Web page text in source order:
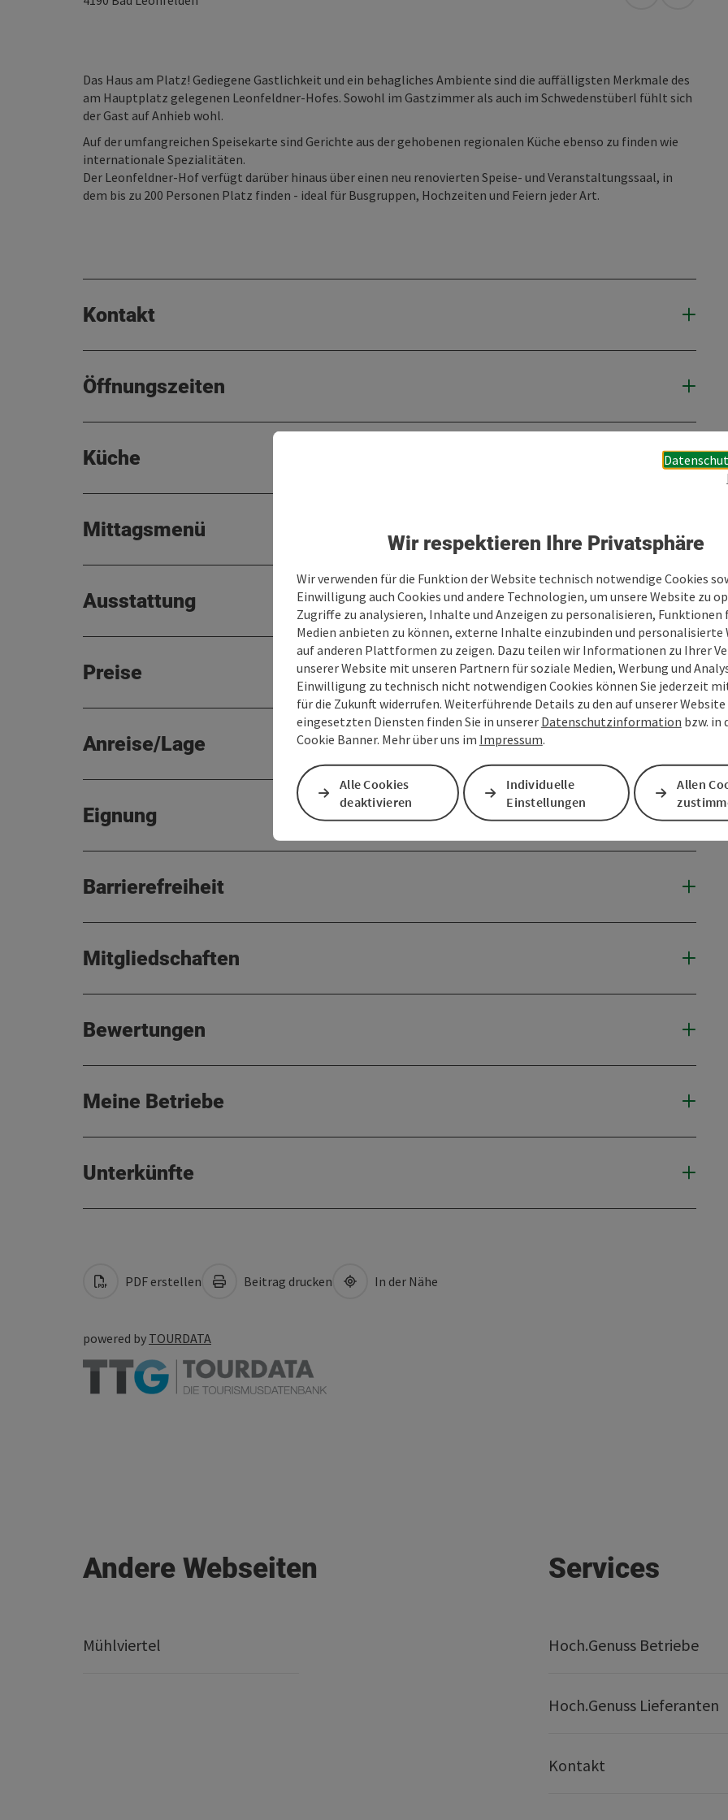
Das Haus am Platz! Gediegene Gastlichkeit und ein behagliches Ambiente sind die auffälligsten Merkmale des
am Hauptplatz gelegenen Leonfeldner-Hofes. Sowohl im Gastzimmer als auch im Schwedenstüberl fühlt sich
der Gast auf Anhieb wohl.
Auf der umfangreichen Speisekarte sind Gerichte aus der gehobenen regionalen Küche ebenso zu finden wie
internationale Spezialitäten.
Der Leonfeldner-Hof verfügt darüber hinaus über einen neu renovierten Speise- und Veranstaltungssaal, in
dem bis zu 200 Personen Platz finden - ideal für Busgruppen, Hochzeiten und Feiern jeder Art.
Kontakt
Öffnungszeiten
Küche
Mittagsmenü
Ausstattung
Preise
Anreise/Lage
Eignung
Barrierefreiheit
Mitgliedschaften
Bewertungen
Meine Betriebe
Unterkünfte
PDF erstellen Beitrag drucken In der Nähe
powered by TOURDATA
Andere Webseiten
Mühlviertel
Services
Hoch.Genuss Betriebe
Hoch.Genuss Lieferanten
Kontakt
Wir respektieren Ihre Privatsphäre
Wir verwenden für die Funktion der Website technisch notwendige Cookies
Einwilligung auch Cookies und andere Technologien, um unsere Website zu
Zugriffe zu analysieren, Inhalte und Anzeigen zu personalisieren, Funktionen
Medien anbieten zu können, externe Inhalte einzubinden und personalisierte
auf anderen Plattformen zu zeigen. Dazu teilen wir Informationen zu Ihrer
unserer Website mit unseren Partnern für soziale Medien, Werbung und
Einwilligung zu technisch nicht notwendigen Cookies können Sie jederzeit
für die Zukunft widerrufen. Weiterführende Details zu den auf unserer Website
eingesetzten Diensten finden Sie in unserer Datenschutzinformation bzw. in
Cookie Banner. Mehr über uns im Impressum.
Alle Cookies
deaktivieren
Individuelle
Einstellungen
Allen